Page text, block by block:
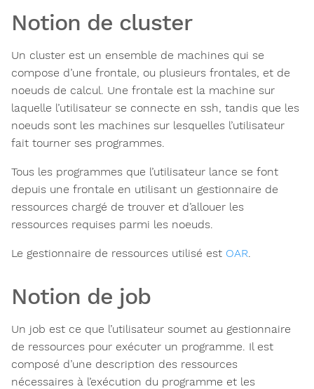
Notion de cluster
Un cluster est un ensemble de machines qui se
compose d’une frontale, ou plusieurs frontales, et de
noeuds de calcul. Une frontale est la machine sur
laquelle l’utilisateur se connecte en ssh, tandis que les
noeuds sont les machines sur lesquelles l’utilisateur
fait tourner ses programmes.
Tous les programmes que l’utilisateur lance se font
depuis une frontale en utilisant un gestionnaire de
ressources chargé de trouver et d’allouer les
ressources requises parmi les noeuds.
Le gestionnaire de ressources utilisé est OAR
Notion de job
Un job est ce que l’utilisateur soumet au gestionnaire
de ressources pour exécuter un programme. Il est
composé d’une description des ressources
nécessaires à l’exécution du programme et les